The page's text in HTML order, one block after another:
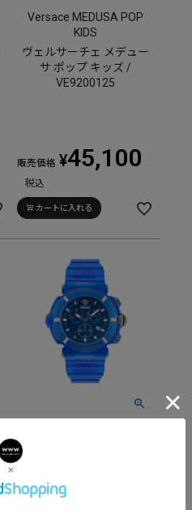
Versace MEDUSA POP
KIDS
ヴェルサーチェ メデュー
サ ポップ キッズ /
VE9200125
販売価格 ¥45,100
税込
カートに入れる
ーチェ リアルアクティブ
クロノ / VE0L00625